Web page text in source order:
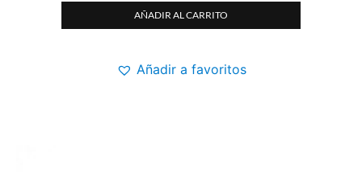
AÑADIR AL CARRITO
Añadir a favoritos